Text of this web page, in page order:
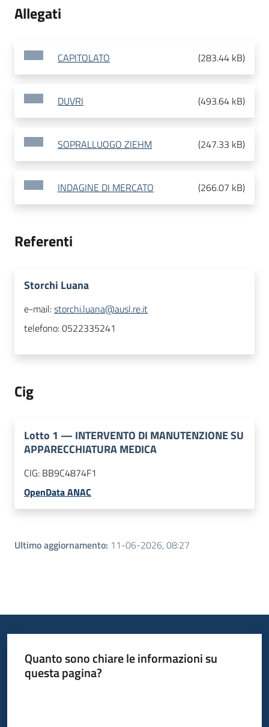
Allegati
CAPITOLATO (283.44 kB)
DUVRI (493.64 kB)
SOPRALLUOGO ZIEHM (247.33 kB)
INDAGINE DI MERCATO (266.07 kB)
Referenti
Storchi Luana
e-mail:storchi.luana@ausl.re.it
telefono:0522335241
Cig
Lotto 1 — INTERVENTO DI MANUTENZIONE SU
APPARECCHIATURA MEDICA
CIG: BB9C4874F1
OpenData ANAC
Ultimo aggiornamento: 11-06-2026, 08:27
Quanto sono chiare le informazioni su
questa pagina?